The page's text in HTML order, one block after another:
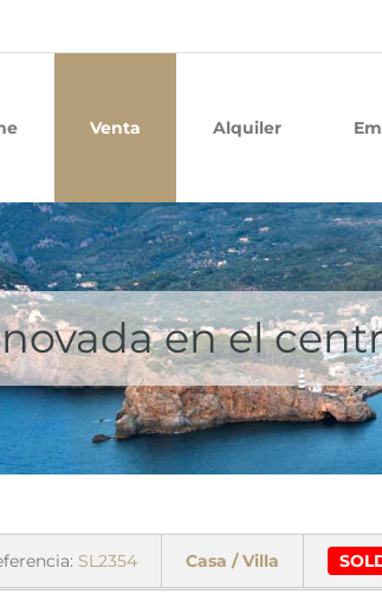
Venta Alquiler
en el
SL2354 Casa / Villa